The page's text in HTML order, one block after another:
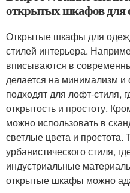
открытых шкафов для
Открытые шкафы для
стилей интерьера.
вписываются в
делается на минимализм и
подходят для лофт-стиля,
открытость и простоту.
можно использовать в
светлые цвета и простота.
урбанистического стиля,
индустриальные
открытые шкафы можно